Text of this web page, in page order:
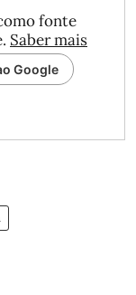
fonte
Saber mais
Google